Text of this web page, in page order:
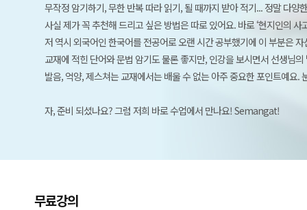
무작정 암기하기, 무한 반복 따라 읽기, 될 때까지 받아 적기... 정말 다양
사실 제가 꼭 추천해 드리고 싶은 방법은 따로 있어요. 바로 ‘현지인의 사
저 역시 외국어인 한국어를 전공어로 오랜 시간 공부했기에 이 부분은
교재에 적힌 단어와 문법 암기도 물론 좋지만, 인강을 보시면서 선생님
발음, 억양, 제스쳐는 교재에서는 배울 수 없는 아주 중요한 포인트예요.
자, 준비 되셨나요? 그럼 저희 바로 수업에서 만나요! Semangat!
무료강의